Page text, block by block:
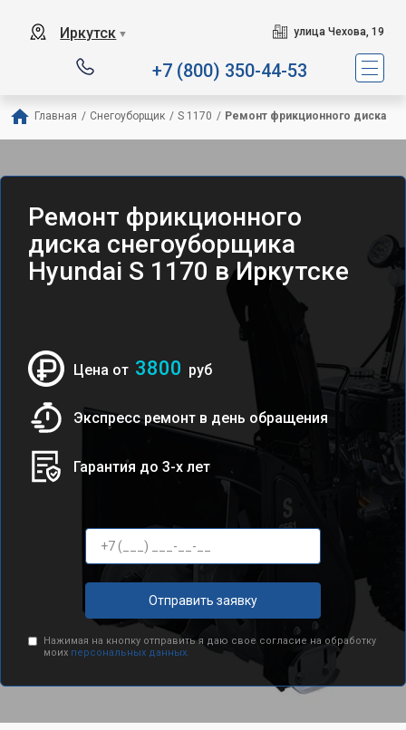
Иркутск ▼ улица Чехова, 19
+7 (800) 350-44-53
Главная / Снегоуборщик / S 1170 / Ремонт фрикционного диска
Ремонт фрикционного
диска снегоуборщика
Hyundai S 1170 в Иркутске
Цена от 3800 руб
Экспресс ремонт в день обращения
Гарантия до 3-х лет
Отправить заявку
Нажимая на кнопку отправить я даю свое согласие на обработку
моих персональных данных.